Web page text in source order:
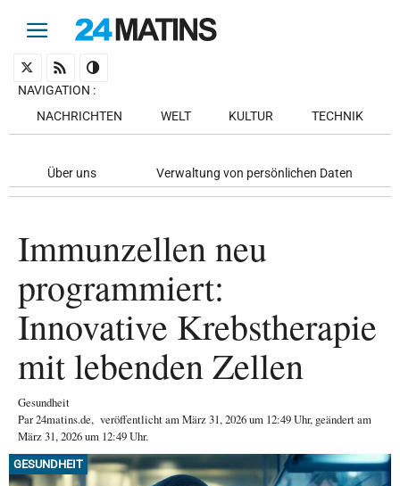
NAVIGATION :
NACHRICHTEN
WELT KULTUR TECHNIK
Über uns Verwaltung von persönlichen Daten
Immunzellen neu
programmiert:
Innovative Krebstherapie
mit lebenden Zellen
Gesundheit
Par24matins.de, veröffentlicht amMärz 31, 2026um 12:49 Uhr, geändert am
März 31, 2026 um 12:49 Uhr.
GESUNDHEIT